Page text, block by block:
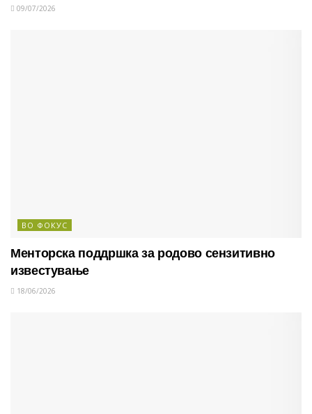
09/07/2026
ВО ФОКУС
Менторска поддршка за родово сензитивно
известување
18/06/2026